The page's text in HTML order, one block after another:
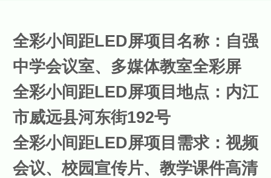
全彩小间距LED屏项目名称：自强
中学会议室、多媒体教室全彩屏
全彩小间距LED屏项目地点：内江
市威远县河东街192号
全彩小间距LED屏项目需求：视频
会议、校园宣传片、教学课件高清